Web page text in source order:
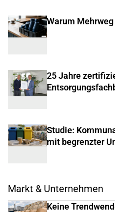
Warum
25 Jahre
Studie:
mit begrenzter
Markt & Unternehmen
Keine